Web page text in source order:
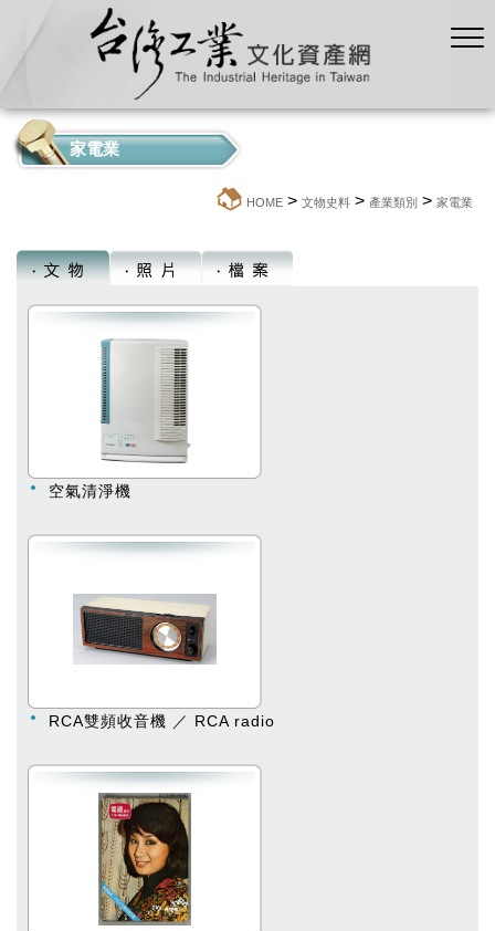
家電業
HOME > 文物史料 > 產業類別 > 家電業
空氣清淨機
RCA雙頻收音機 ／ RCA radio